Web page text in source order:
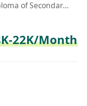
Diploma of Secondary School
22K/Month